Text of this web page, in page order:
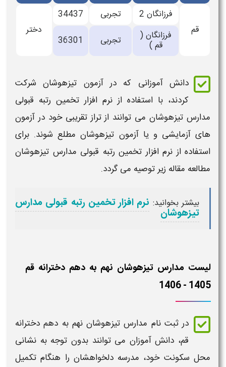
قم
فرزانگان 2 تجربی
34437
دختر
فرزانگان (
قم ) تجربی 36301
دانش آموزانی که در آزمون تیزهوشان شرکت
کردند، با استفاده از نرم افزار تخمین رتبه قبولی
مدارس تیزهوشان می توانند ازترازتقریبی خود در آزمون
های آزمایشی و یا آزمون تیزهوشان مطلع شوند. برای
استفاده از نرم افزار تخمین رتبه قبولی مدارس تیزهوشان
مطالعه مقاله زیر توصیه می گردد.
بیشتر بخوانید: نرم افزار تخمین رتبه قبولی مدارس
تیزهوشان
لیست مدارس تیزهوشان نهم به دهم دخترانه قم
1405 - 1406
در ثبت نام مدارس تیزهوشان نهم به دهم دخترانه
قم، دانش آموزان می توانند بدون توجه به نشانی
محل سکونت خود، مدرسه دلخواهشان را هنگام تکمیل